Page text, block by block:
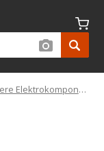
Weitere Elektrokomponenten